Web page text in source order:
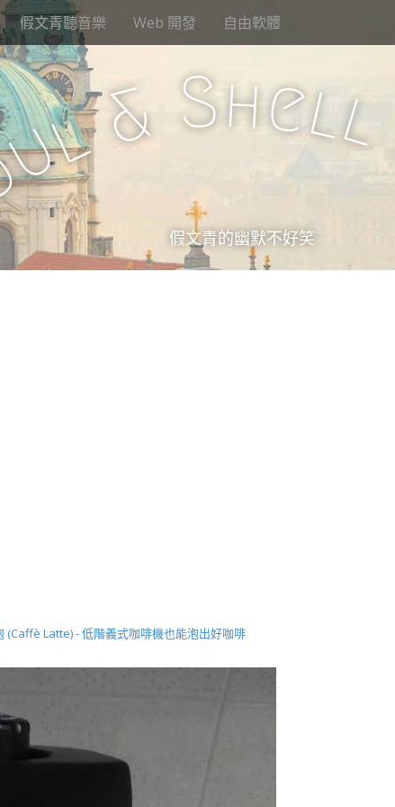
假文青聽音樂 Web 開發 自由軟體
l& Shell
假文青的幽默不好笑
(Caffè Latte) - 低階義式咖啡機也能泡出好咖啡